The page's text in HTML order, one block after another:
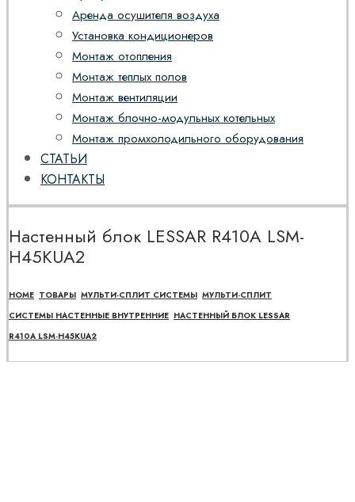
Аренда осушителя воздуха
Установка кондиционеров
Монтаж отопления
Монтаж теплых полов
Монтаж вентиляции
Монтаж блочно-модульных котельных
Монтаж промхолодильного оборудования
СТАТЬИ
КОНТАКТЫ
Настенный блок LESSAR R410A LSM-
H45KUA2
HOME ТОВАРЫ МУЛЬТИ-СПЛИТ СИСТЕМЫ МУЛЬТИ-СПЛИТ
СИСТЕМЫ НАСТЕННЫЕ ВНУТРЕННИЕ НАСТЕННЫЙ БЛОК LESSAR
R410A LSM-H45KUA2